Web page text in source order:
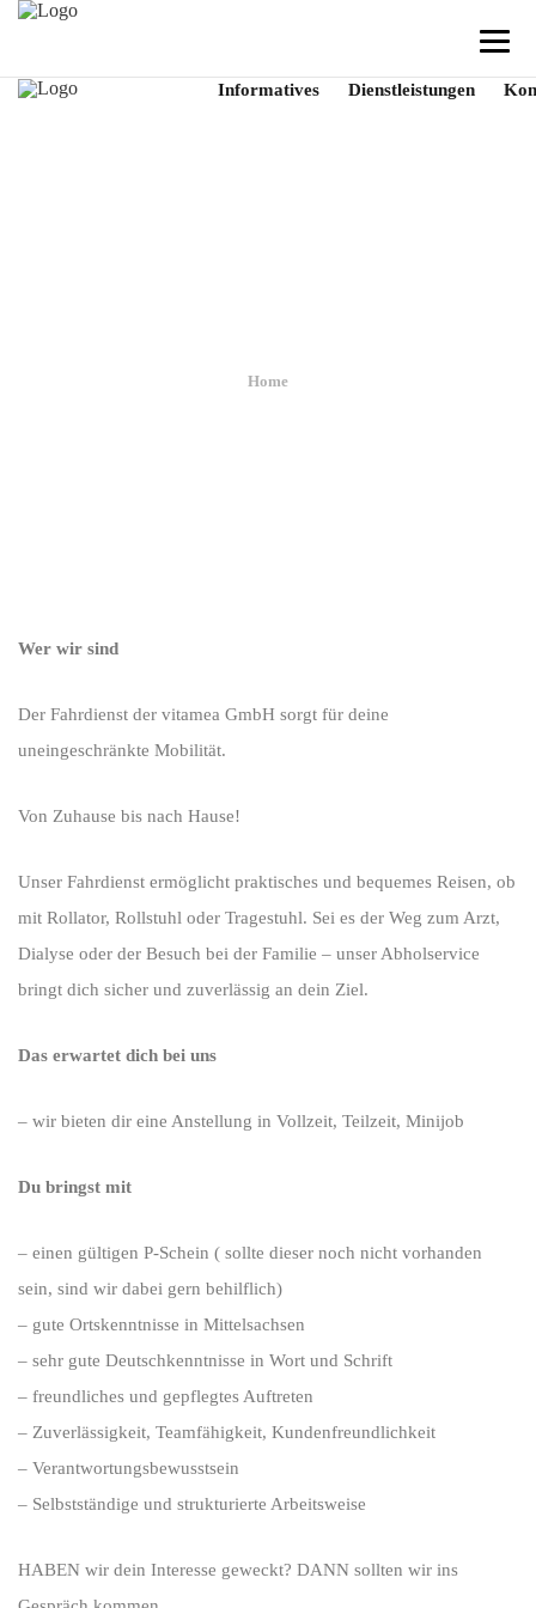
Informatives Dienstleistungen
Home
Wer wir sind
Der Fahrdienst der vitamea GmbH sorgt für deine
uneingeschränkte Mobilität.
Von Zuhause bis nach Hause!
Unser Fahrdienst ermöglicht praktisches und bequemes Reisen, ob
mit Rollator, Rollstuhl oder Tragestuhl. Sei es der Weg zum Arzt,
Dialyse oder der Besuch bei der Familie – unser Abholservice
bringt dich sicher und zuverlässig an dein Ziel.
Das erwartet dich bei uns
– wir bieten dir eine Anstellung in Vollzeit, Teilzeit, Minijob
Du bringst mit
– einen gültigen P-Schein ( sollte dieser noch nicht vorhanden
sein, sind wir dabei gern behilflich)
– gute Ortskenntnisse in Mittelsachsen
– sehr gute Deutschkenntnisse in Wort und Schrift
– freundliches und gepflegtes Auftreten
– Zuverlässigkeit, Teamfähigkeit, Kundenfreundlichkeit
– Verantwortungsbewusstsein
– Selbstständige und strukturierte Arbeitsweise
HABEN wir dein Interesse geweckt? DANN sollten wir ins